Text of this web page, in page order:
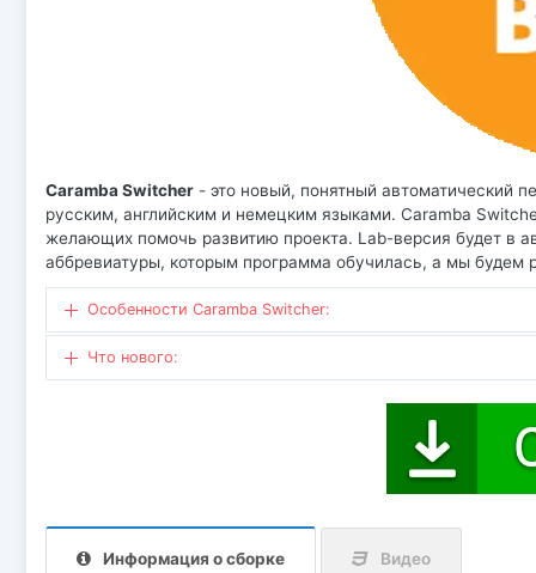
Caramba Switcher- это новый, понятный автоматический
русским, английским и немецким языками. Caramba
желающих помочь развитию проекта. Lab-версия будет в
аббревиатуры, которым программа обучилась, а мы будем
Особенности Caramba Switcher:
Что нового:
Информация о сборке Видео